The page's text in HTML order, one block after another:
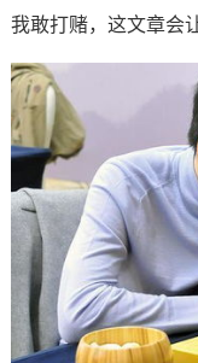
我敢打赌，这文章会